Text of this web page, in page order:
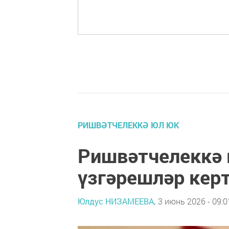
РИШВӘТЧЕЛЕККӘ ЮЛ ЮК
үзгәрешләр
Юлдус НИЗАМЕЕВА, 3 июнь 2026 -